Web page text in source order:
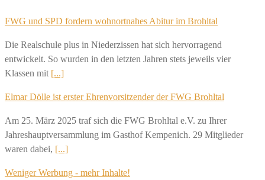
FWG und SPD fordern wohnortnahes Abitur im Brohltal
Die Realschule plus in Niederzissen hat sich hervorragend
entwickelt. So wurden in den letzten Jahren stets jeweils vier
Klassen mit [...]
Elmar Dölle ist erster Ehrenvorsitzender der FWG Brohltal
Am 25. März 2025 traf sich die FWG Brohltal e.V. zu Ihrer
Jahreshauptversammlung im Gasthof Kempenich. 29 Mitglieder
waren dabei, [...]
Weniger Werbung - mehr Inhalte!